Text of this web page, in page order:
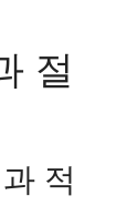
절
적